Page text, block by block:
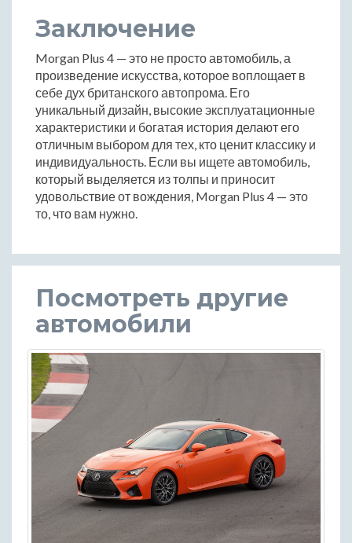
Заключение
Morgan Plus 4 — это не просто автомобиль, а
произведение искусства, которое воплощает в
себе дух британского автопрома. Его
уникальный дизайн, высокие эксплуатационные
характеристики и богатая история делают его
отличным выбором для тех, кто ценит классику и
индивидуальность. Если вы ищете автомобиль,
который выделяется из толпы и приносит
удовольствие от вождения, Morgan Plus 4 — это
то, что вам нужно.
Посмотреть другие
автомобили